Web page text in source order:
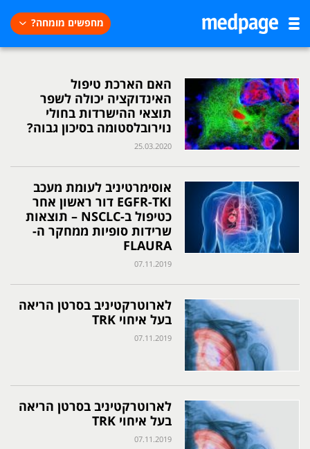
מחפשים מומחה?
האם הארכת טיפול
האינדוקציה יכולה לשפר
תוצאי ההישרדות בחולי
נוירובלסטומה בסיכון גבוה?
25.03.2020
אוסימרטיניב לעומת מעכב
EGFR-TKI דור ראשון אחר
כטיפול ב-NSCLC – תוצאות
שרידות סופיות ממחקר ה-
FLAURA
07.11.2019
לארוטרקטיניב בסרטן הריאה
בעל איחוי TRK
07.11.2019
לארוטרקטיניב בסרטן הריאה
בעל איחוי TRK
07.11.2019